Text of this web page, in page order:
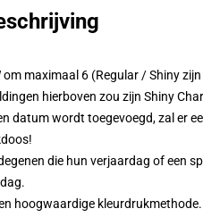
om maximaal 6 (Regular / Shiny
hierboven zou zijn Shiny
datum wordt toegevoegd, zal er
die hun verjaardag of een